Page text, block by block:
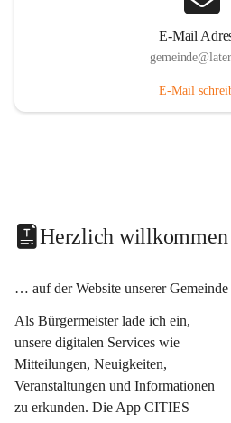
E-Mail
E-Mail
Herzlich willkommen
… auf der Website unserer Gemeinde
Als Bürgermeister lade ich ein,
unsere digitalen Services wie
Mitteilungen, Neuigkeiten,
Veranstaltungen und Informationen
zu erkunden. Die App CITIES